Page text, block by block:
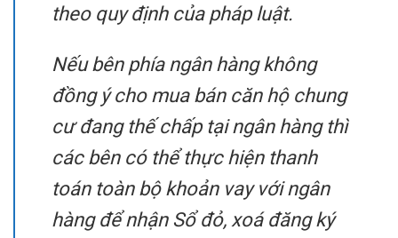
theo quy định của pháp luật.
Nếu bên phía ngân hàng không
đồng ý cho mua bán căn hộ chung
cư đang thế chấp tại ngân hàng thì
các bên có thể thực hiện thanh
toán toàn bộ khoản vay với ngân
hàng để nhận Sổ đỏ, xoá đăng ký